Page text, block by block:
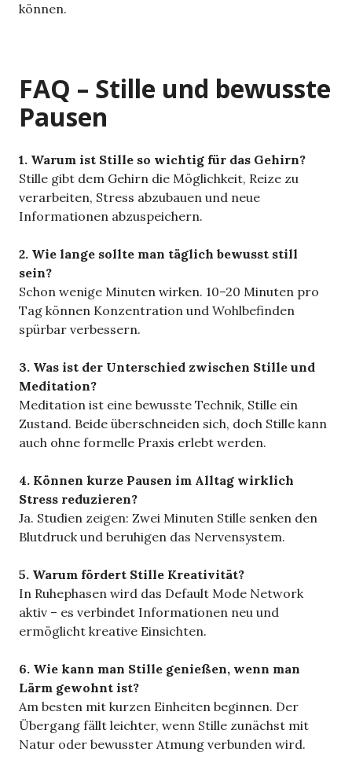
können.
FAQ – Stille und bewusste
Pausen
1. Warum ist Stille so wichtig für das Gehirn?
Stille gibt dem Gehirn die Möglichkeit, Reize zu
verarbeiten, Stress abzubauen und neue
Informationen abzuspeichern.
2. Wie lange sollte man täglich bewusst still
sein?
Schon wenige Minuten wirken. 10–20 Minuten pro
Tag können Konzentration und Wohlbefinden
spürbar verbessern.
3. Was ist der Unterschied zwischen Stille und
Meditation?
Meditation ist eine bewusste Technik, Stille ein
Zustand. Beide überschneiden sich, doch Stille kann
auch ohne formelle Praxis erlebt werden.
4. Können kurze Pausen im Alltag wirklich
Stress reduzieren?
Ja. Studien zeigen: Zwei Minuten Stille senken den
Blutdruck und beruhigen das Nervensystem.
5. Warum fördert Stille Kreativität?
In Ruhephasen wird das Default Mode Network
aktiv – es verbindet Informationen neu und
ermöglicht kreative Einsichten.
6. Wie kann man Stille genießen, wenn man
Lärm gewohnt ist?
Am besten mit kurzen Einheiten beginnen. Der
Übergang fällt leichter, wenn Stille zunächst mit
Natur oder bewusster Atmung verbunden wird.